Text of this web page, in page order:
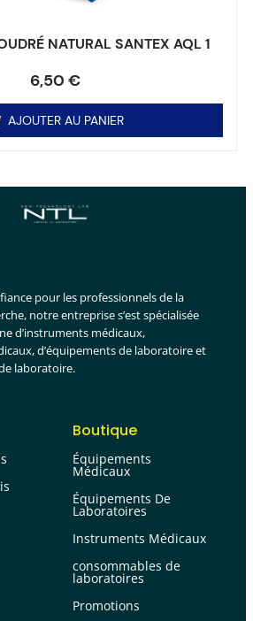
NATURAL SANTEX AQL 1
6,50 €
AJOUTER AU PANIER
pour les professionnels de la
notre entreprise s’est spécialisée
d’instruments médicaux,
d’équipements de laboratoire et
laboratoire.
Boutique
Équipements
Médicaux
Équipements De
Laboratoires
Instruments Médicaux
consommables de
laboratoires
Promotions